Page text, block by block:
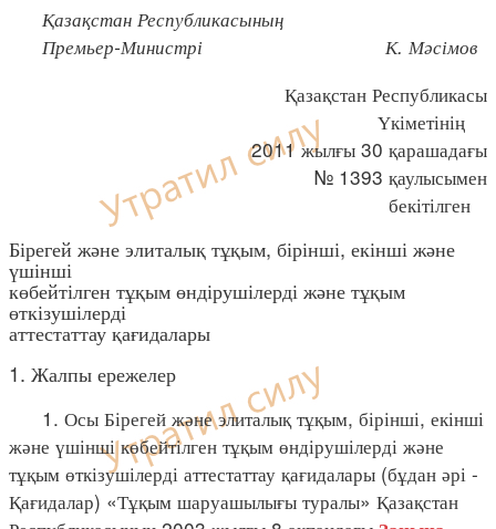
Қазақстан Республикасының
Премьер-Министрі К. Мәсімов
Қазақстан Республикасы
Үкіметінің
2011 жылғы 30 қарашадағы
№ 1393 қаулысымен
бекітілген
Бірегей және элиталық тұқым, бірінші, екінші және
үшінші
көбейтілген тұқым өндірушілерді және тұқым
өткізушілерді
аттестаттау қағидалары
1. Жалпы ережелер
1. Осы Бірегей және элиталық тұқым, бірінші, екінші
және үшінші көбейтілген тұқым өндірушілерді және
тұқым өткізушілерді аттестаттау қағидалары (бұдан әрі -
Қағидалар) «Тұқым шаруашылығы туралы» Қазақстан